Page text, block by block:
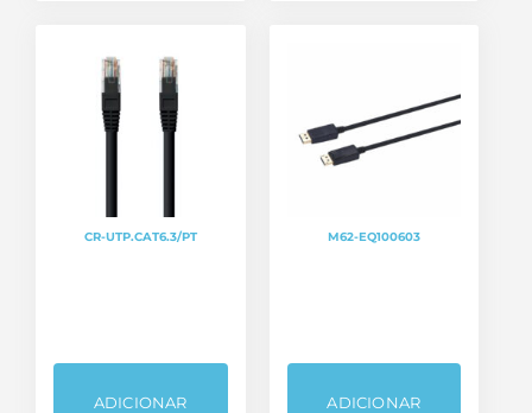
CR-UTP.CAT6.3/PT
ADICIONAR
M62-EQ100603
ADICIONAR